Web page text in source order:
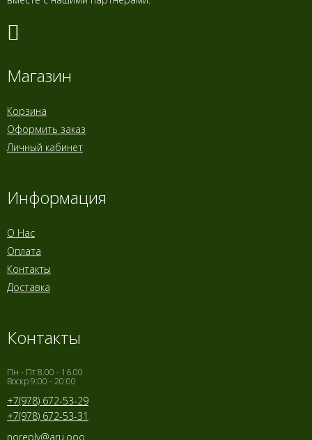
Магазин
Корзина
Оформить заказ
Личный кабинет
Информация
О Нас
Оплата
Контакты
Доставка
Контакты
Пн - Пт 8.00 - 16.00
Воскр 9:00 - 20:00
+7(978) 672-53-29
+7(978) 672-53-31
noreply@aru.ooo